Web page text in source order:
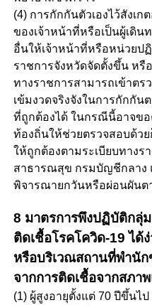
(4) การกักกันตัวเองไว้สังเ
ของเจ้าหน้าที่หรือเป็นผู้เดิ
อื่นให้เจ้าหน้าที่หรือหน่วยป
ราชการจังหวัดจัดตั้งขึ้น ห
ทางราชการสามารถเข้าตร
เข้มงวดจริงจังในการกักกั
ที่ถูกต้องได้ ในกรณีนี้อาจข
ท้องถิ่นให้ช่วยตรวจสอบด้ว
ให้ถูกต้องตามระเบียบทางร
สาธารณสุข กรมบัญชีกลาง
พิจารณายกวันหรือผ่อนผันต
8 มาตรการพึงปฏิบัติกลุ่
ติดเชื้อโรคโควิด-19 ได้
หรือบริเวณสถานที่พำนัก
จากการติดเชื้อจากสภา
(1) ผู้สูงอายุตั้งแต่ 70 ปีขึ้นไป